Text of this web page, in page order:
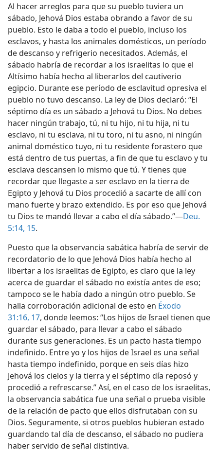
Al hacer arreglos para que su pueblo tuviera un
sábado, Jehová Dios estaba obrando a favor de su
pueblo. Esto le daba a todo el pueblo, incluso los
esclavos, y hasta los animales domésticos, un período
de descanso y refrigerio necesitados. Además, el
sábado habría de recordar a los israelitas lo que el
Altísimo había hecho al liberarlos del cautiverio
egipcio. Durante ese período de esclavitud opresiva el
pueblo no tuvo descanso. La ley de Dios declaró: “El
séptimo día es un sábado a Jehová tu Dios. No debes
hacer ningún trabajo, tú, ni tu hijo, ni tu hija, ni tu
esclavo, ni tu esclava, ni tu toro, ni tu asno, ni ningún
animal doméstico tuyo, ni tu residente forastero que
está dentro de tus puertas, a fin de que tu esclavo y tu
esclava descansen lo mismo que tú. Y tienes que
recordar que llegaste a ser esclavo en la tierra de
Egipto y Jehová tu Dios procedió a sacarte de allí con
mano fuerte y brazo extendido. Es por eso que Jehová
tu Dios te mandó llevar a cabo el día sábado.”—Deu.
5:14, 15.
Puesto que la observancia sabática habría de servir de
recordatorio de lo que Jehová Dios había hecho al
libertar a los israelitas de Egipto, es claro que la ley
acerca de guardar el sábado no existía antes de eso;
tampoco se le había dado a ningún otro pueblo. Se
halla corroboración adicional de esto en Éxodo
31:16, 17, donde leemos: “Los hijos de Israel tienen que
guardar el sábado, para llevar a cabo el sábado
durante sus generaciones. Es un pacto hasta tiempo
indefinido. Entre yo y los hijos de Israel es una señal
hasta tiempo indefinido, porque en seis días hizo
Jehová los cielos y la tierra y el séptimo día reposó y
procedió a refrescarse.” Así, en el caso de los israelitas,
la observancia sabática fue una señal o prueba visible
de la relación de pacto que ellos disfrutaban con su
Dios. Seguramente, si otros pueblos hubieran estado
guardando tal día de descanso, el sábado no pudiera
haber servido de señal distintiva.